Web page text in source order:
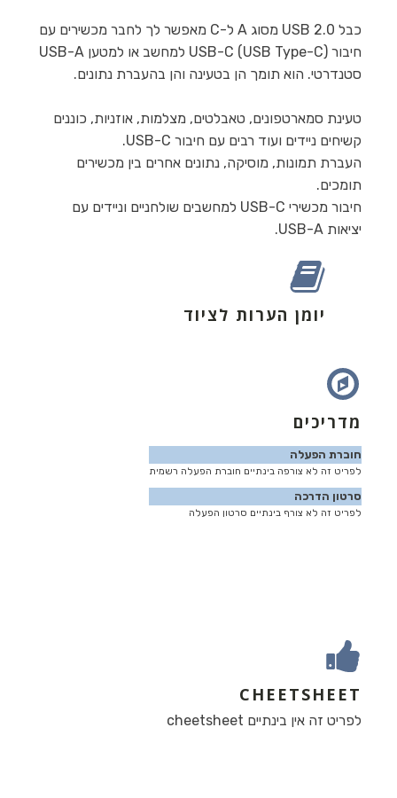
כבל USB 2.0 מסוג A ל-C מאפשר לך לחבר מכשירים עם
חיבור USB-C (USB Type-C) למחשב או למטען USB-A
סטנדרטי. הוא תומך הן בטעינה והן בהעברת נתונים.
טעינת סמארטפונים, טאבלטים, מצלמות, אוזניות, כוננים
קשיחים ניידים ועוד רבים עם חיבור USB-C.
העברת תמונות, מוסיקה, נתונים אחרים בין מכשירים
תומכים.
חיבור מכשירי USB-C למחשבים שולחניים וניידים עם
יציאות USB-A.
יומן הערות לציוד
מדריכים
חוברת הפעלה
לפריט זה לא צורפה בינתיים חוברת הפעלה רשמית
סרטון הדרכה
לפריט זה לא צורף בינתיים סרטון הפעלה
CHEETSHEET
לפריט זה אין בינתיים cheetsheet